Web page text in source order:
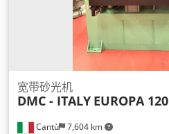
Cantù 7,604 km
宽带砂光机
DMC - ITALY EUROPA 120